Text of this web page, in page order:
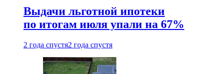
Выдачи льготной ипотеки
по итогам июля упали на 67%
2 года спустя2 года спустя